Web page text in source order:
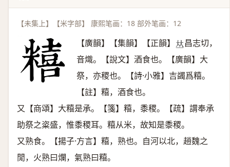
【未集上】【米字部】 康熙笔画：18 部外笔画：12
【廣韻】【集韻】【正韻】 𠀤昌志切，
音熾。【說文】酒食也。【廣韻】大
祭，亦稷也。【詩·小雅】吉蠲爲糦。
【註】糦，酒食也。
又【商頌】大糦是承。【箋】糦，黍稷。【疏】謂奉承
助祭之粢盛，惟黍稷耳。糦从米，故知是黍稷。
又熟食。【揚子·方言】糦，熟也。自河以北，趙魏之
閒，火熟曰爛，氣熟曰糦。